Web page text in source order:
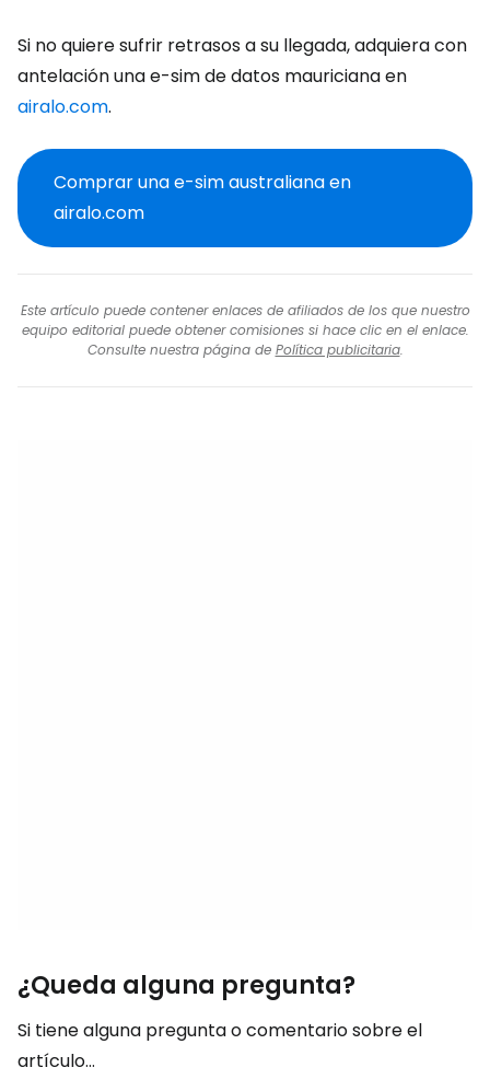
Si no quiere sufrir retrasos a su llegada, adquiera con
antelación una e-sim de datos mauriciana en
airalo.com.
Comprar una e-sim australiana en
airalo.com
Este artículo puede contener enlaces de afiliados de los que nuestro
equipo editorial puede obtener comisiones si hace clic en el enlace.
Consulte nuestra página de Política publicitaria.
¿Queda alguna pregunta?
Si tiene alguna pregunta o comentario sobre el
artículo...